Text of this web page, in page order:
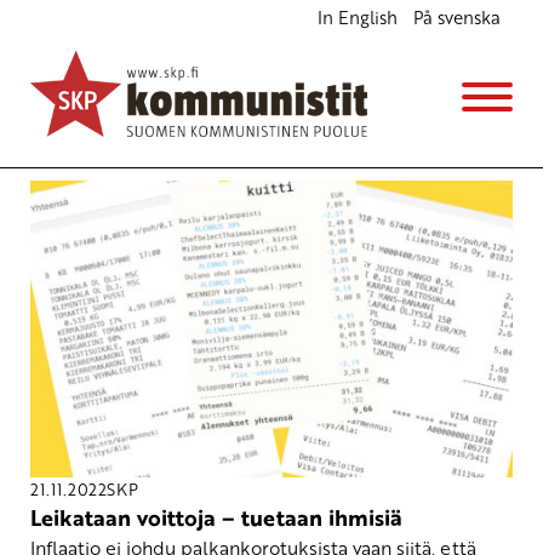
In English På svenska
palkankorotukset
21.11.2022SKP
Leikataan voittoja – tuetaan ihmisiä
Inflaatio ei johdu palkankorotuksista vaan siitä, että